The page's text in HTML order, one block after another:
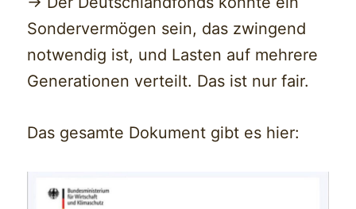
Sondervermögen sein, das zwingend
notwendig ist, und Lasten auf mehrere
Generationen verteilt. Das ist nur fair.
Das gesamte Dokument gibt es hier: